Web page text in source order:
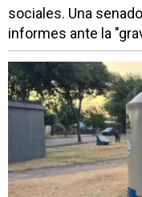
sociales. Una
informes ante la